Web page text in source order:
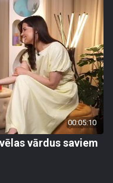
00:05:10
vārdus saviem